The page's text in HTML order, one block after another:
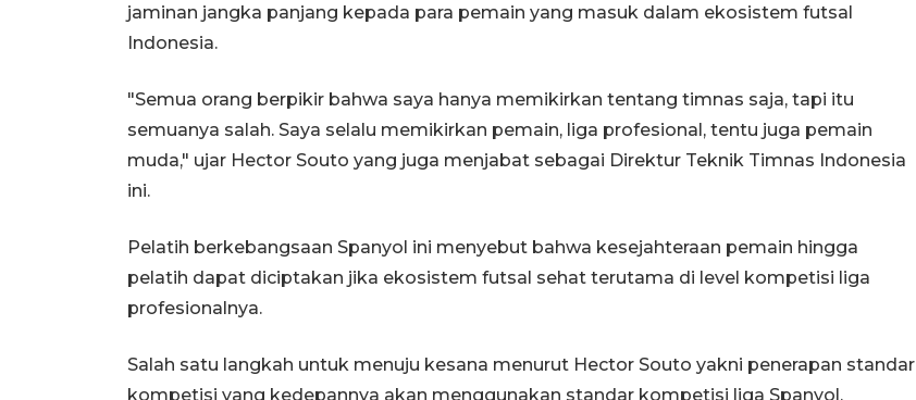
jaminan jangka panjang kepada para pemain yang masuk dalam ekosistem futsal
Indonesia.
"Semua orang berpikir bahwa saya hanya memikirkan tentang timnas saja, tapi itu
semuanya salah. Saya selalu memikirkan pemain, liga profesional, tentu juga pemain
muda," ujar Hector Souto yang juga menjabat sebagai Direktur Teknik Timnas Indonesia
ini.
Pelatih berkebangsaan Spanyol ini menyebut bahwa kesejahteraan pemain hingga
pelatih dapat diciptakan jika ekosistem futsal sehat terutama di level kompetisi liga
profesionalnya.
Salah satu langkah untuk menuju kesana menurut Hector Souto yakni penerapan standar
kompetisi yang kedepannya akan menggunakan standar kompetisi liga Spanyol.